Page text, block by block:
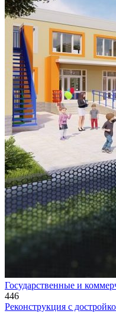
Государственные и
446
Реконструкция с